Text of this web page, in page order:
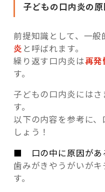
子どもの口内炎の原
前提知識として、一般
炎 と呼ばれます。
繰り返す口内炎は再発
す。
子どもの口内炎には
す。
以下の内容を参考に
しょう！
■ 口の中に原因があ
歯みがきやうがいが
す。